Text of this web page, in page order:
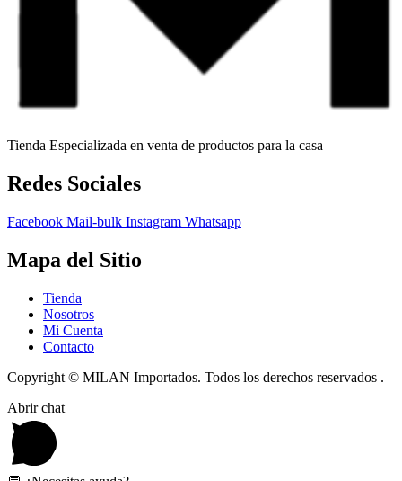
Tienda Especializada en venta de productos para la casa
Redes Sociales
Facebook Mail-bulk Instagram Whatsapp
Mapa del Sitio
Tienda
Nosotros
Mi Cuenta
Contacto
Copyright © MILAN Importados. Todos los derechos reservados .
Abrir chat